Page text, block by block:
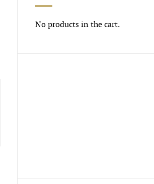
No products in the cart.